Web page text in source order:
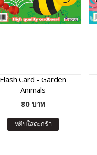
Flash Card - Garden
Animals
80 บาท
หยิบใส่ตะกร้า